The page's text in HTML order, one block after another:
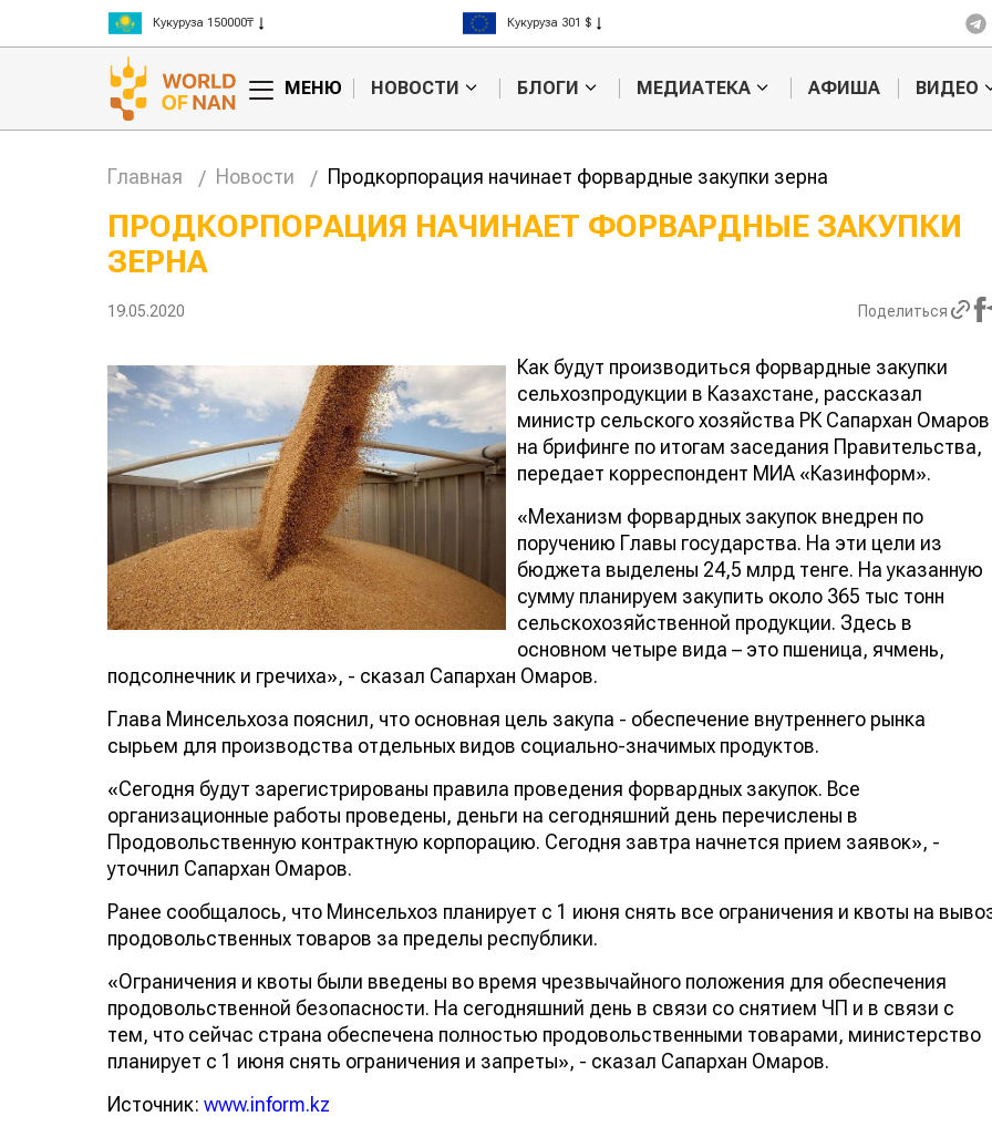
Рис 300000₸
Пшеница 3 класс 125000₸
Рис 408 $
Пшеница 423 $
МЕНЮ НОВОСТИ БЛОГИ МЕДИАТЕКА АФИША ВИДЕО
Главная Новости Продкорпорация начинает форвардные закупки зерна
ПРОДКОРПОРАЦИЯ НАЧИНАЕТ ФОРВАРДНЫЕ ЗАКУПКИ
ЗЕРНА
19.05.2020 Поделиться
Как будут производиться форвардные закупки
сельхозпродукции в Казахстане, рассказал
министр сельского хозяйства РК Сапархан Омаров
на брифинге по итогам заседания Правительства,
передает корреспондент МИА «Казинформ».
«Механизм форвардных закупок внедрен по
поручению Главы государства. На эти цели из
бюджета выделены 24,5 млрд тенге. На указанную
сумму планируем закупить около 365 тыс тонн
сельскохозяйственной продукции. Здесь в
основном четыре вида – это пшеница, ячмень,
подсолнечник и гречиха», - сказал Сапархан Омаров.
Глава Минсельхоза пояснил, что основная цель закупа - обеспечение внутреннего рынка
сырьем для производства отдельных видов социально-значимых продуктов.
«Сегодня будут зарегистрированы правила проведения форвардных закупок. Все
организационные работы проведены, деньги на сегодняшний день перечислены в
Продовольственную контрактную корпорацию. Сегодня завтра начнется прием заявок», -
уточнил Сапархан Омаров.
Ранее сообщалось, что Минсельхоз планирует с 1 июня снять все ограничения и квоты на
продовольственных товаров за пределы республики.
«Ограничения и квоты были введены во время чрезвычайного положения для обеспечения
продовольственной безопасности. На сегодняшний день в связи со снятием ЧП и в связи с
тем, что сейчас страна обеспечена полностью продовольственными товарами, министерство
планирует с 1 июня снять ограничения и запреты», - сказал Сапархан Омаров.
Источник: www.inform.kz